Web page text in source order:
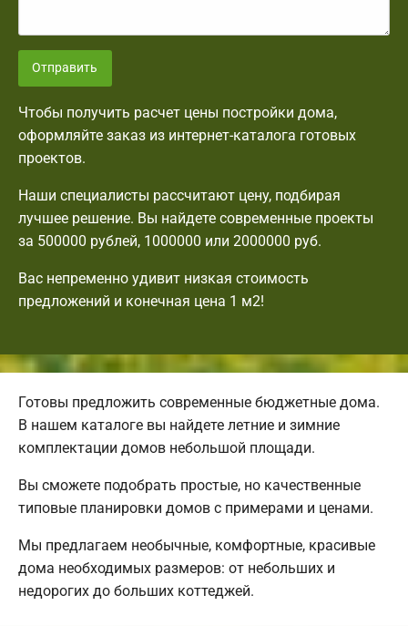
Отправить
Чтобы получить расчет цены постройки дома,
оформляйте заказ из интернет-каталога готовых
проектов.
Наши специалисты рассчитают цену, подбирая
лучшее решение. Вы найдете современные проекты
за 500000 рублей, 1000000 или 2000000 руб.
Вас непременно удивит низкая стоимость
предложений и конечная цена 1 м2!
Готовы предложить современные бюджетные дома.
В нашем каталоге вы найдете летние и зимние
комплектации домов небольшой площади.
Вы сможете подобрать простые, но качественные
типовые планировки домов с примерами и ценами.
Мы предлагаем необычные, комфортные, красивые
дома необходимых размеров: от небольших и
недорогих до больших коттеджей.